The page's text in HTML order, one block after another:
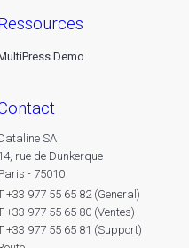
ressources
Demo
contact
SA
rue de Dunkerque
- 75010
+33 977 55 65 82 (General)
+33 977 55 65 80 (Ventes)
+33 977 55 65 81 (Support)